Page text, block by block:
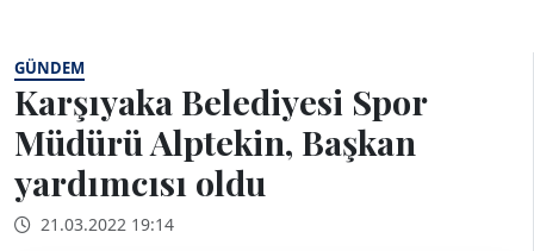
GÜNDEM
Karşıyaka Belediyesi Spor
Müdürü Alptekin, Başkan
yardımcısı oldu
21.03.2022 19:14